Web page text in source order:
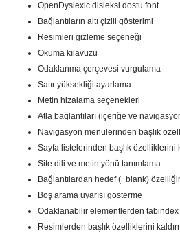
OpenDyslexic disleksi dostu font
Bağlantıların altı çizili gösterimi
Resimleri gizleme seçeneği
Okuma kılavuzu
Odaklanma çerçevesi vurgulama
Satır yüksekliği ayarlama
Metin hizalama seçenekleri
Atla bağlantıları (içeriğe ve
Navigasyon menülerinden başlık
Sayfa listelerinden başlık özelliklerini
Site dili ve metin yönü tanımlama
Bağlantılardan hedef (_blank)
Boş arama uyarısı gösterme
Odaklanabilir elementlerden tabindex
Resimlerden başlık özelliklerini